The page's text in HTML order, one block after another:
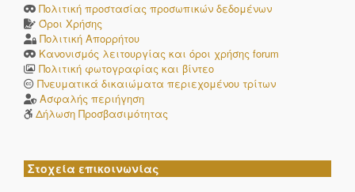
Πολιτική προστασίας προσωπικών δεδομένων
Όροι Χρήσης
Πολιτική Απορρήτου
Κανονισμός λειτουργίας και όροι χρήσης forum
Πολιτική φωτογραφίας και βίντεο
Πνευματικά δικαιώματα περιεχομένου τρίτων
Ασφαλής περιήγηση
Δήλωση Προσβασιμότητας
Στοχεία επικοινωνίας